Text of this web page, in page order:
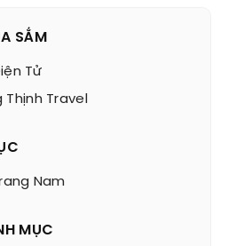
SẮM
Tử
Thịnh Travel
Nam
MỤC